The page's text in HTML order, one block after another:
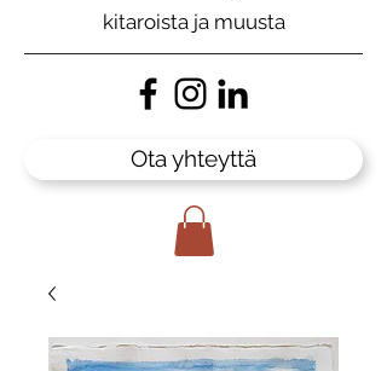
kitaroista ja muusta
Ota yhteyttä